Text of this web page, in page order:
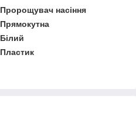
Пророщувач насіння
Прямокутна
Білий
Пластик